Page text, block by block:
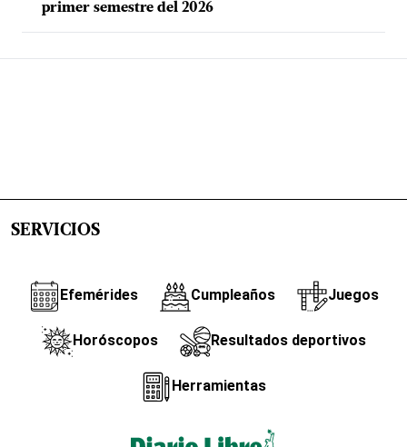
primer semestre del 2026
SERVICIOS
Efemérides Cumpleaños Juegos
Horóscopos Resultados deportivos
Herramientas